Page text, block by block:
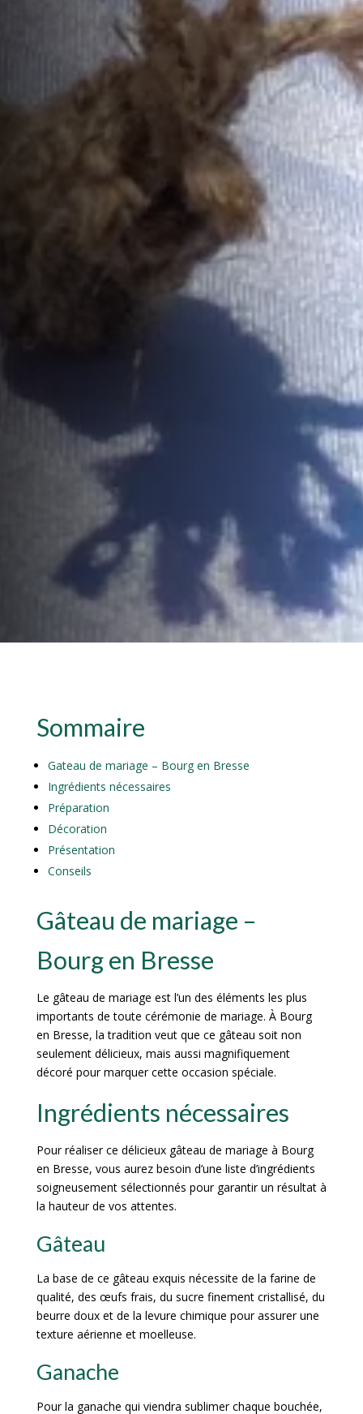
Sommaire
Gateau de mariage – Bourg en Bresse
Ingrédients nécessaires
Préparation
Décoration
Présentation
Conseils
Gâteau de mariage –
Bourg en Bresse
Le gâteau de mariage est l’un des éléments les plus
importants de toute cérémonie de mariage. À Bourg
en Bresse, la tradition veut que ce gâteau soit non
seulement délicieux, mais aussi magnifiquement
décoré pour marquer cette occasion spéciale.
Ingrédients nécessaires
Pour réaliser ce délicieux gâteau de mariage à Bourg
en Bresse, vous aurez besoin d’une liste d’ingrédients
soigneusement sélectionnés pour garantir un résultat à
la hauteur de vos attentes.
Gâteau
La base de ce gâteau exquis nécessite de la farine de
qualité, des œufs frais, du sucre finement cristallisé, du
beurre doux et de la levure chimique pour assurer une
texture aérienne et moelleuse.
Ganache
Pour la ganache qui viendra sublimer chaque bouchée,